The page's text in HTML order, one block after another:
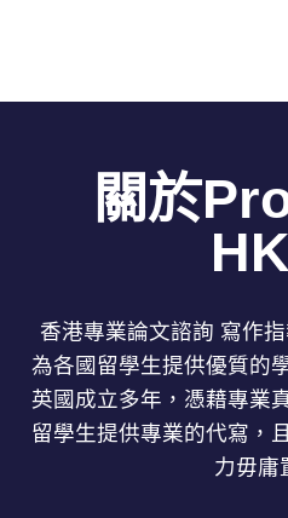
關於
香港專業論文諮詢 寫作
為各國留學生提供優質的
英國成立多年，憑藉專業
留學生提供專業的代寫，
力毋庸